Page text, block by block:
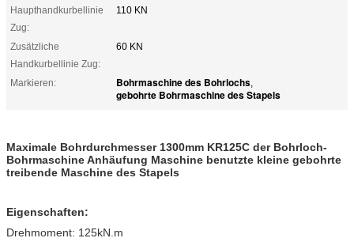
Haupthandkurbellinie
Zug:
110 KN
Zusätzliche
Handkurbellinie Zug:
60 KN
Markieren: Bohrmaschine des Bohrlochs,
gebohrte Bohrmaschine des Stapels
Maximale Bohrdurchmesser 1300mm KR125C der Bohrloch-
Bohrmaschine Anhäufung Maschine benutzte kleine gebohrte
treibende Maschine des Stapels
Eigenschaften:
Drehmoment: 125kN.m